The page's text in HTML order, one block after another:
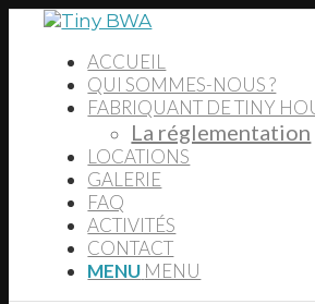
ACCUEIL
QUI SOMMES-NOUS ?
FABRIQUANT DE TINY
La réglementation
LOCATIONS
GALERIE
FAQ
ACTIVITÉS
CONTACT
MENU MENU